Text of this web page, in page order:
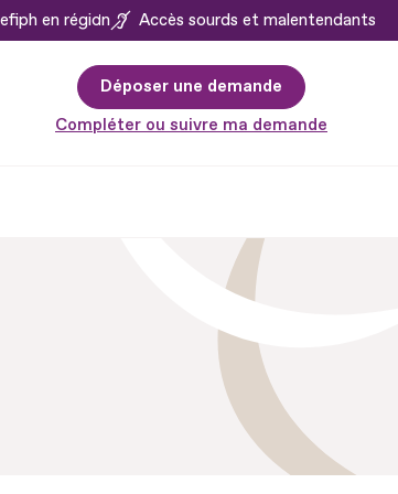
en région Accès sourds et malentendants
Déposer une demande
Compléter ou suivre ma demande